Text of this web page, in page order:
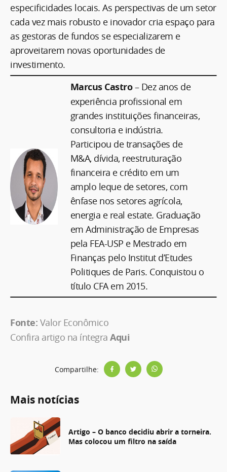
especificidades locais. As perspectivas de um setor
cada vez mais robusto e inovador cria espaço para
as gestoras de fundos se especializarem e
aproveitarem novas oportunidades de
investimento.
Marcus Castro– Dez anos de
experiência profissional em
grandes instituições financeiras,
consultoria e indústria.
Participou de transações de
M&A, dívida, reestruturação
financeira e crédito em um
amplo leque de setores, com
ênfase nos setores agrícola,
energia e real estate. Graduação
em Administração de Empresas
pela FEA-USP e Mestrado em
Finanças pelo Institut d’Etudes
Politiques de Paris. Conquistou o
título CFA em 2015.
Fonte: Valor Econômico
Confira artigo na íntegra Aqui
Compartilhe:
Mais notícias
Artigo – O banco decidiu abrir a torneira.
Mas colocou um filtro na saída